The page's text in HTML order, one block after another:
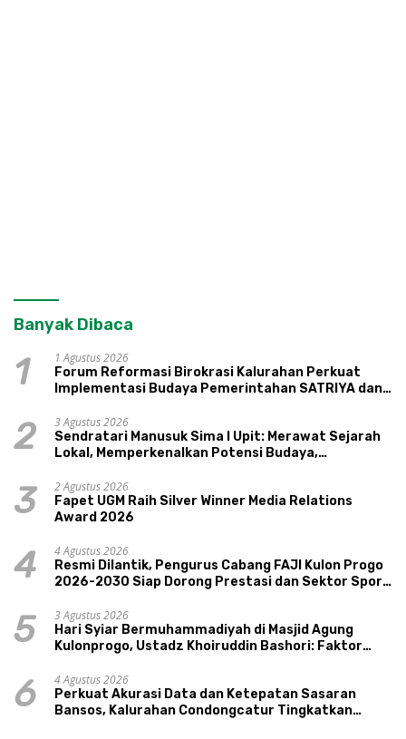
Banyak Dibaca
1
1 Agustus 2026
Forum Reformasi Birokrasi Kalurahan Perkuat
Implementasi Budaya Pemerintahan SATRIYA dan
2
3 Agustus 2026
Sendratari Manusuk Sima I Upit: Merawat Sejarah
Lokal, Memperkenalkan Potensi Budaya,
3
2 Agustus 2026
Fapet UGM Raih Silver Winner Media Relations
Award 2026
4
4 Agustus 2026
Resmi Dilantik, Pengurus Cabang FAJI Kulon Progo
2026-2030 Siap Dorong Prestasi dan Sektor Sport
5
3 Agustus 2026
Hari Syiar Bermuhammadiyah di Masjid Agung
Kulonprogo, Ustadz Khoiruddin Bashori: Faktor
6
4 Agustus 2026
Perkuat Akurasi Data dan Ketepatan Sasaran
Bansos, Kalurahan Condongcatur Tingkatkan